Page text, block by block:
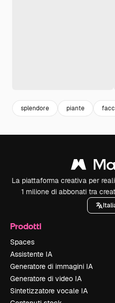
splendore piante
La piattaforma creativa per
1 milione di abbonati tra
Prodotti
Spaces
Assistente IA
Generatore di immagini IA
Generatore di video IA
Sintetizzatore vocale IA